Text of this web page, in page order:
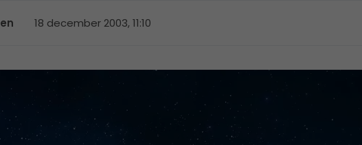
18 december 2003, 11:10